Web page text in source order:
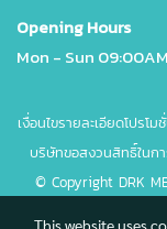
Opening Hours
Mon - Sun 09
เงื่อนไขรายละเอียดโปร
บริษัทขอสงวนสิทธิ์ในก
© Copyright DRK
This website uses